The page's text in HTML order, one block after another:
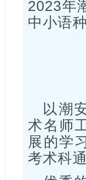
2023年
中小语
以潮
术名师
展的学
考术科